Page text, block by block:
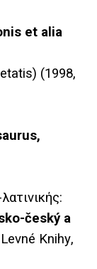
et alia
(1998,
-český a
Levné Knihy,